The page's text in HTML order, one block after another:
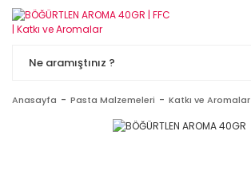
Anasayfa Pasta Malzemeleri Katkı ve Aromalar